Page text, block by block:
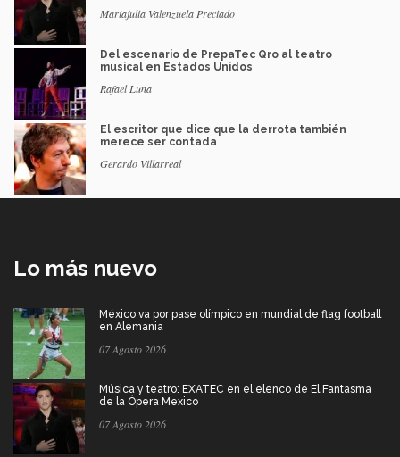
Mariajulia Valenzuela Preciado
Del escenario de PrepaTec Qro al teatro
musical en Estados Unidos
Rafael Luna
El escritor que dice que la derrota también
merece ser contada
Gerardo Villarreal
Lo más nuevo
México va por pase olímpico en mundial de flag football
en Alemania
07 Agosto 2026
Música y teatro: EXATEC en el elenco de El Fantasma
de la Ópera Mexico
07 Agosto 2026